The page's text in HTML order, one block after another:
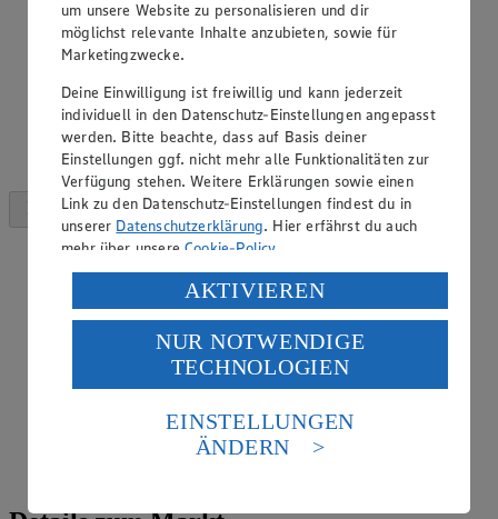
um unsere Website zu personalisieren und dir
möglichst relevante Inhalte anzubieten, sowie für
Marketingzwecke.
Deine Einwilligung ist freiwillig und kann jederzeit
individuell in den Datenschutz-Einstellungen angepasst
werden. Bitte beachte, dass auf Basis deiner
Einstellungen ggf. nicht mehr alle Funktionalitäten zur
Verfügung stehen. Weitere Erklärungen sowie einen
Link zu den Datenschutz-Einstellungen findest du in
unserer Datenschutzerklärung. Hier erfährst du auch
mehr über unsereCookie-Policy.
Verarbeitung deiner personenbezogenen Daten in den
USA durch Facebook und YouTube:
Wenn du auf „Aktivieren“ klickst, willigst du im Sinne
des Art. 49 Abs. 1 Satz 1 lit. a) DSGVO ein, dass deine
Daten in den USA verarbeitet werden. Der EuGH sieht
die USA als Land mit einem nach europäischen
Standards nicht angemessenen Datenschutzniveau an.
Es besteht das Risiko eines Zugriffs durch US-
AKTIVIEREN
NUR NOTWENDIGE
TECHNOLOGIEN
EINSTELLUNGEN
ÄNDERN